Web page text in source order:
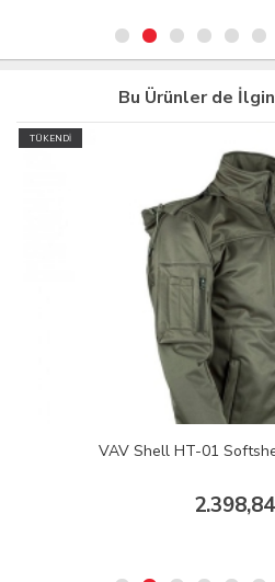
Bu Ürünler de
TÜKENDİ
VAV Shell HT-01